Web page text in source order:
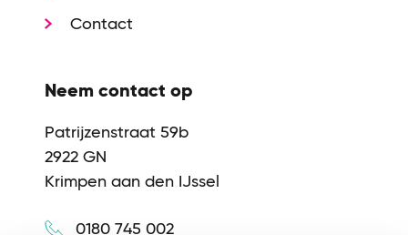
Contact
Neem contact op
Patrijzenstraat 59b
2922 GN
Krimpen aan den IJssel
0180 745 002